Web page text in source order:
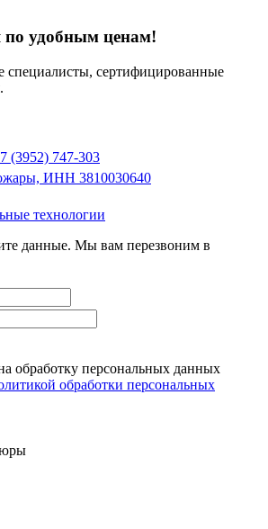
по удобным ценам!
сертифицированные
(3952) 747-303
ИНН 3810030640
технологии
данные. Мы вам перезвоним в
обработку персональных данных
обработки персональных